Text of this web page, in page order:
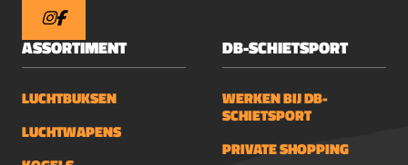
ASSORTIMENT
LUCHTBUKSEN
LUCHTWAPENS
DB-SCHIETSPORT
WERKEN BIJ DB-
SCHIETSPORT
PRIVATE SHOPPING